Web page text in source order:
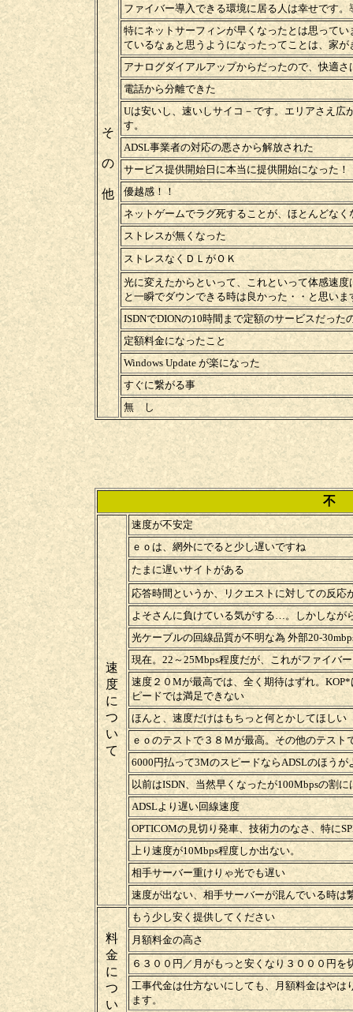
そ
の
他
ファイバー導入できる環境に居る人は幸せです
特にネットサーフィンが早くなったとは思って
ているなぁと思うようになったってことは、家
アナログダイアルアップからだったので、快適
電話から分離できた
Uは安いし、速いしサイコ－です。エリアさえ
す。
ADSL事業者の対応の悪さから解放された
サービス提供開始日に本当に提供開始になった
優越感！！
ネットゲームでラグ死することが、ほとんどなく
ストレスが無くなった
ストレスなくＤＬがＯＫ
光に変えたからといって、これといって体感速
と一瞬でダウンできる時は良かった・・と思いま
ISDNでDIONの10時間まで定額のサービスだった
定額料金になったこと
Windows Update が楽になった
すぐに繋がる事
無 し
不
速
度
に
つ
い
て
速度が不安定
ｅｏは、網外にでると少し遅いですね
たまに遅いサイトがある
応答時間というか、リクエストに対しての反
よそさんに負けている気がする…。しかしなが
光ケーブルの回線品質が不明な為 外部20-
現在。22～25Mbps程度だが、これがファイバ
速度２０Mが最高では、全く期待はずれ。
ピードでは満足できない
ほんと、速度だけはもちっと何とかしてほしい
ｅｏのテストで３８Ｍが最高。その他のテスト
6000円払って3MのスピードならADSLのほうが
以前はISDN、当然早くなったが100Mbpsの割
ADSLより遅い回線速度
OPTICOMの見切り発車、技術力のなさ、特に
上り速度が10Mbps程度しか出ない。
相手サーバー重けりゃ光でも遅い
速度が出ない、相手サーバーが混んでいる時は
料
金
に
つ
い
もう少し安く提供してください
月額料金の高さ
６３００円／月がもっと安くなり３０００円を
工事代金は仕方ないにしても、月額料金はや
ます。